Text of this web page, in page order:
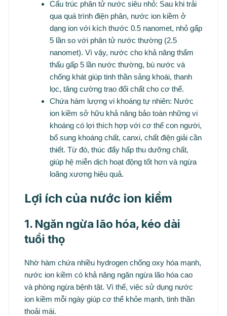
Cấu trúc phân tử nước siêu nhỏ: Sau khi trải
qua quá trình điện phân, nước ion kiềm ở
dạng ion với kích thước 0.5 nanomet, nhỏ gấp
5 lần so với phân tử nước thường (2.5
nanomet). Vì vậy, nước cho khả năng thẩm
thấu gấp 5 lần nước thường, bù nước và
chống khát giúp tinh thần sảng khoái, thanh
lọc, tăng cường trao đổi chất cho cơ thể.
Chứa hàm lượng vi khoáng tự nhiên: Nước
ion kiềm sở hữu khả năng bảo toàn những vi
khoáng có lợi thích hợp với cơ thể con người,
bổ sung khoáng chất, canxi, chất điện giải cần
thiết. Từ đó, thúc đẩy hấp thu dưỡng chất,
giúp hệ miễn dịch hoạt động tốt hơn và ngừa
loãng xương hiệu quả.
Lợi ích của nước ion kiềm
1. Ngăn ngừa lão hóa, kéo dài
tuổi thọ
Nhờ hàm chứa nhiều hydrogen chống oxy hóa mạnh,
nước ion kiềm có khả năng ngăn ngừa lão hóa cao
và phòng ngừa bệnh tật. Vì thế, việc sử dụng nước
ion kiềm mỗi ngày giúp cơ thể khỏe mạnh, tinh thần
thoải mái.